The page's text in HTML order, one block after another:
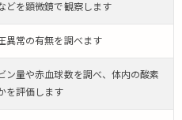
どを顕微鏡で観察します
異常の有無を調べます
ン量や赤血球数を調べ、体内の酸素
を評価します